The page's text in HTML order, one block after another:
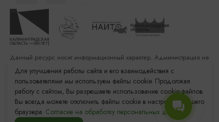
© 2011–2026 «Туристский информационный центр
Данный ресурс носит информационный характер. Администрация не
несет ответственности за качество услуг, предоставленных
сторонними организациями
Разработка сайта: «Решение»
Продвижение сайта: Remarka Agency
Для улучшения работы сайта и его взаимодействия с
пользователями мы используем файлы cookie. Продолжая
работу с сайтом, Вы разрешаете использование cookie-файлов.
Вы всегда можете отключить файлы cookie в настройках Вашего
браузера. Согласие на обработку персональных данных.